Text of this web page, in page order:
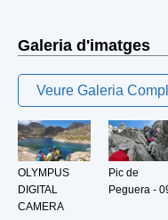
Galeria d'imatges
Veure Galeria
OLYMPUS
DIGITAL
CAMERA
Pic de
Peguera -